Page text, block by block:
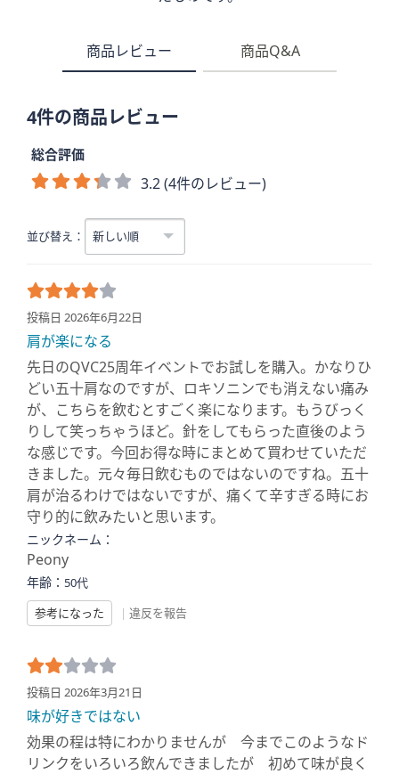
商品レビュー 商品Q&A
4件の商品レビュー
総合評価
3.2 (4件のレビュー)
並び替え：
投稿日 2026年6月22日
肩が楽になる
先日のQVC25周年イベントでお試しを購入。かなりひ
どい五十肩なのですが、ロキソニンでも消えない痛み
が、こちらを飲むとすごく楽になります。もうびっく
りして笑っちゃうほど。針をしてもらった直後のよう
な感じです。今回お得な時にまとめて買わせていただ
きました。元々毎日飲むものではないのですね。五十
肩が治るわけではないですが、痛くて辛すぎる時にお
守り的に飲みたいと思います。
ニックネーム：
Peony
年齢： 50代
参考になった
| 違反を報告
投稿日 2026年3月21日
味が好きではない
効果の程は特にわかりませんが 今までこのようなド
リンクをいろいろ飲んできましたが 初めて味が良く